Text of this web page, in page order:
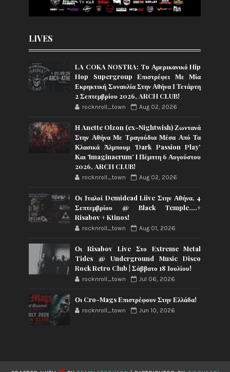
LIVES
LA COKA NOSTRA: To Αμερικανικό Hip
Hop Supergroup Επιστρέφει Με Μία
Εκρηκτική Συναυλία Στην Αθήνα Ι Τετάρτη
2 Σεπτεμβρίου 2026, ARCH CLUB!
rocknroll_town Aug 02, 2026
Η Anette Olzon (ex-Nightwish) Ζωντανά
Στην Αθήνα Με Τραγούδια Μέσα Από Τα
Κλασικά Άλμπουμ ‘Dark Passion Play’
Και ‘Imaginaerum’ I Πέμπτη 6 Αυγούστου
2026, ARCH CLUB!
rocknroll_town Aug 02, 2026
Οι Ιταλοί Demidead Liive Στην Αθήνα, 4
Σεπτεμβρίου @ Black Temple….+
Risabov + Ktinos!
rocknroll_town Aug 01, 2026
Οι Risabov Live Στο Extreme Metal
Tides @ Underground Music Disco
Rock Retro Club | Σάββατο 18 Ιουλίου!
rocknroll_town Jul 06, 2026
Οι Cro-Mags Επιστρέφουν Στην Ελλάδα!
rocknroll_town Jun 10, 2026